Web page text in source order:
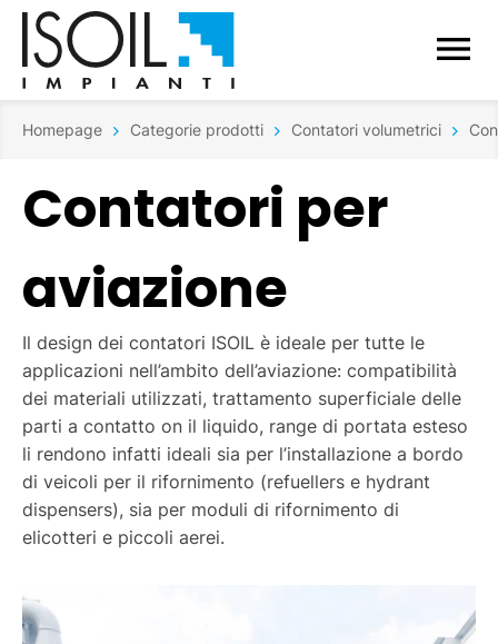
Homepage Categorie prodotti Contatori volumetrici
Contatori per
aviazione
Il design dei contatori ISOIL è ideale per tutte le
applicazioni nell’ambito dell’aviazione: compatibilità
dei materiali utilizzati, trattamento superficiale delle
parti a contatto on il liquido, range di portata esteso
li rendono infatti ideali sia per l’installazione a bordo
di veicoli per il rifornimento (refuellers e hydrant
dispensers), sia per moduli di rifornimento di
elicotteri e piccoli aerei.